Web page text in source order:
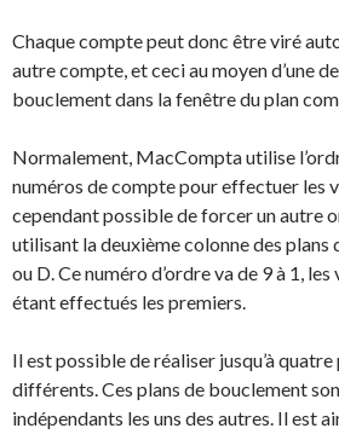
Chaque compte peut donc être viré
autre compte, et ceci au moyen d’une
bouclement dans la fenêtre du plan
Normalement, MacCompta utilise
numéros de compte pour effectuer les
cependant possible de forcer un autre
utilisant la deuxième colonne des plans
ou D. Ce numéro d’ordre va de 9 à 1,
étant effectués les premiers.
Il est possible de réaliser jusqu’à
différents. Ces plans de bouclement
indépendants les uns des autres. Il est